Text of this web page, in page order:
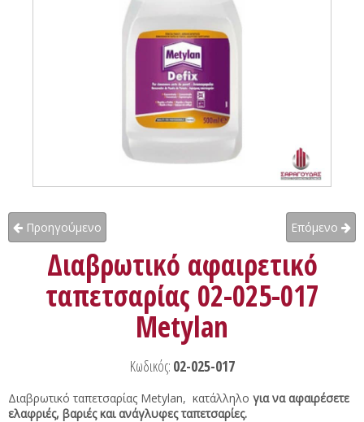
Προηγούμενο Επόμενο
Διαβρωτικό αφαιρετικό
ταπετσαρίας 02-025-017
Metylan
Κωδικός: 02-025-017
Διαβρωτικό ταπετσαρίας Metylan, κατάλληλο για να αφαιρέσετε
ελαφριές, βαριές και ανάγλυφες ταπετσαρίες.